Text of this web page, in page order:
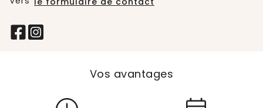
Vos avantages